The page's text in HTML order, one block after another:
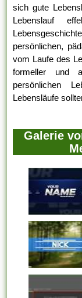
sich gute
Lebenslauf
persönlichen,
vom Laufe des
formeller und
persönlichen
Lebensläufe
Galerie